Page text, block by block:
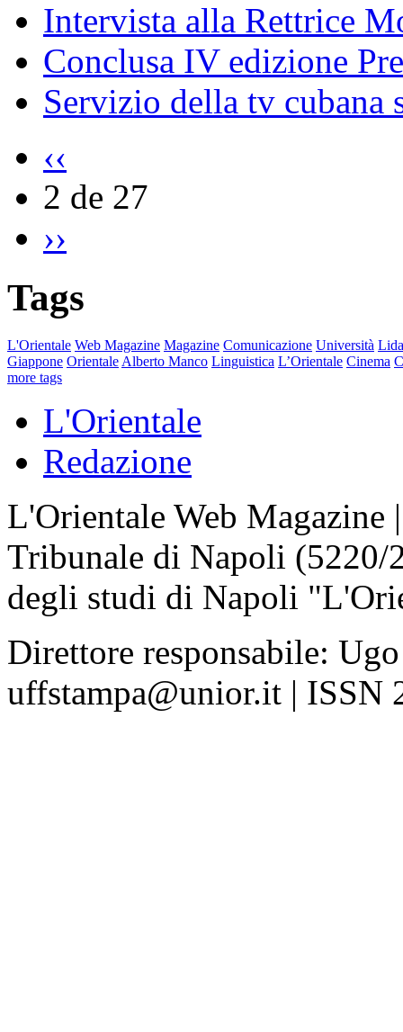
Intervista alla Rettrice
Conclusa IV edizione
Servizio della tv
‹‹
2 de 27
››
Tags
L'Orientale Web Magazine Magazine Comunicazione Università
Giappone Orientale Alberto Manco Linguistica L’Orientale Cinema
more tags
L'Orientale
Redazione
L'Orientale Web Magazine
Tribunale di Napoli
degli studi di Napoli
Direttore responsabile:
uffstampa@unior.it | ISSN